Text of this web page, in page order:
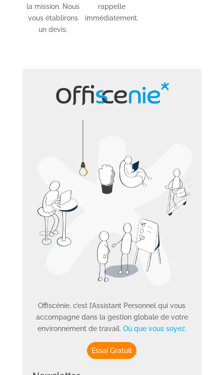
la mission. Nous
vous établirons
un devis.
rappelle
immédiatement.
Offiscénie, c’est l’Assistant Personnel qui vous
accompagne dans la gestion globale de votre
environnement de travail. Où que vous soyez.
Essai Gratuit